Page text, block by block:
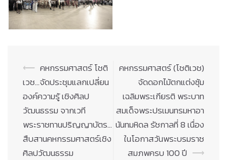
Post
navigation
⟵ คหกรรมศาสตร์ โชติ
เวช…จัดประชุมแลกเปลี่ยน
องค์ความรู้ เชิงศิลป
วัฒนธรรม จากเวที
พระราชทานปริญญาบัตร…
สืบสานคหกรรมศาสตร์เชิง
ศิลปวัฒนธรรม
คหกรรมศาสตร์ (โชติเวช)
จัดดอกไม้ตกแต่งซุ้ม
เฉลิมพระเกียรติ พระบาท
สมเด็จพระปรเมนทรมหาอา
นันทมหิดล รัชกาลที่ 8 เนื่อง
ในโอกาสวันพระบรมราช
สมภพครบ 100 ปี ⟶